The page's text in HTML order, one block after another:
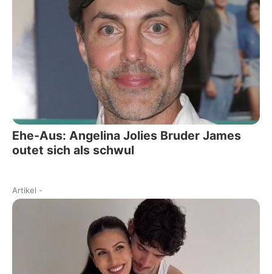
Ehe-Aus: Angelina Jolies Bruder James
outet sich als schwul
Artikel -